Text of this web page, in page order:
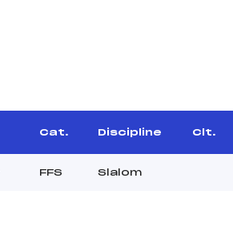
Cat. Discipline Clt.
FFS Slalom